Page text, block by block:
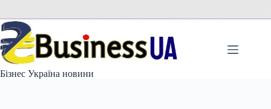
вмісту
Бізнес Україна новини